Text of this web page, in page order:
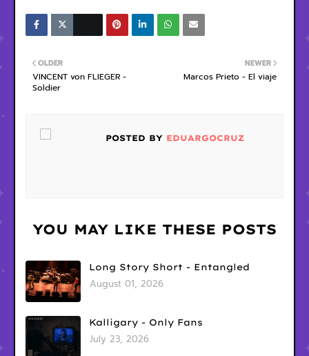
NEWER
Marcos Prieto - El viaje
OLDER
VINCENT von FLIEGER -
Soldier
POSTED BY EDUARGOCRUZ
YOU MAY LIKE THESE POSTS
Long Story Short - Entangled
August 01, 2026
Kalligary - Only Fans
July 23, 2026